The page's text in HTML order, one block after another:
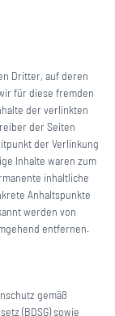
Dritter, auf deren
für diese fremden
der verlinkten
der Seiten
der Verlinkung
Inhalte waren zum
inhaltliche
Anhaltspunkte
werden von
entfernen.
gemäß
(BDSG) sowie